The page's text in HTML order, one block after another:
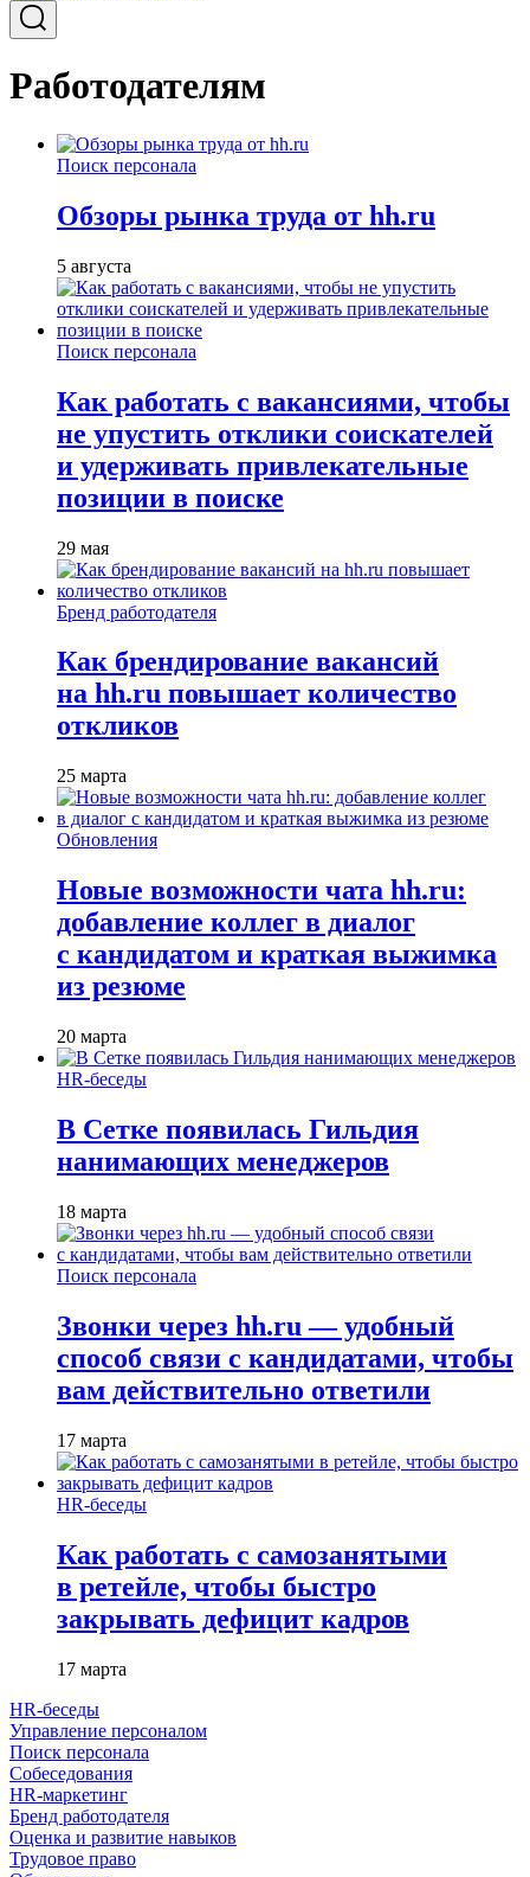
Работодателям
Поиск персонала
Обзоры рынка труда от hh.ru
5 августа
Поиск персонала
Как работать с вакансиями, чтобы
не упустить отклики соискателей
и удерживать привлекательные
позиции в поиске
29 мая
Бренд работодателя
Как брендирование вакансий
на hh.ru повышает количество
откликов
25 марта
Обновления
Новые возможности чата hh.ru:
добавление коллег в диалог
с кандидатом и краткая выжимка
из резюме
20 марта
HR-беседы
В Сетке появилась Гильдия
нанимающих менеджеров
18 марта
Поиск персонала
Звонки через hh.ru — удобный
способ связи с кандидатами, чтобы
вам действительно ответили
17 марта
HR-беседы
Как работать с самозанятыми
в ретейле, чтобы быстро
закрывать дефицит кадров
17 марта
HR-беседы
Управление персоналом
Поиск персонала
Собеседования
HR-маркетинг
Бренд работодателя
Оценка и развитие навыков
Трудовое право